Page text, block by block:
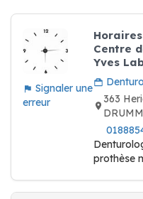
Signaler une
erreur
Centre
Yves
363
prothèse